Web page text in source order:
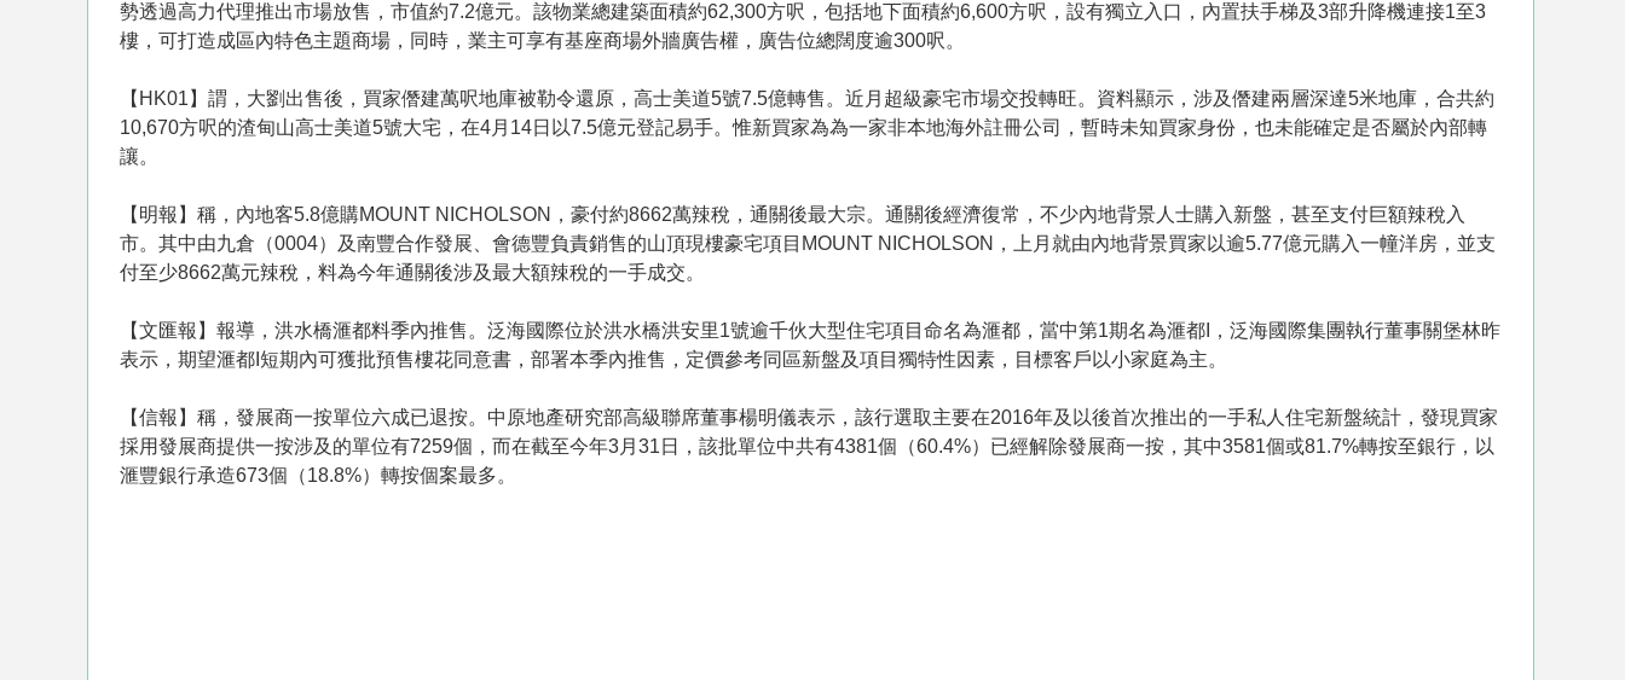
勢透過高力代理推出市場放售，市值約7.2億元。該物業總建築面積約62,300方呎，包括地下面積約6,600方呎，設有獨立入口，內置扶手梯及3部升降機連接1至3
樓，可打造成區內特色主題商場，同時，業主可享有基座商場外牆廣告權，廣告位總闊度逾300呎。
【HK01】謂，大劉出售後，買家僭建萬呎地庫被勒令還原，高士美道5號7.5億轉售。近月超級豪宅市場交投轉旺。資料顯示，涉及僭建兩層深達5米地庫，合共約
10,670方呎的渣甸山高士美道5號大宅，在4月14日以7.5億元登記易手。惟新買家為為一家非本地海外註冊公司，暫時未知買家身份，也未能確定是否屬於內部轉
讓。
【明報】稱，內地客5.8億購MOUNT NICHOLSON，豪付約8662萬辣稅，通關後最大宗。通關後經濟復常，不少內地背景人士購入新盤，甚至支付巨額辣稅入
市。其中由九倉（0004）及南豐合作發展、會德豐負責銷售的山頂現樓豪宅項目MOUNT NICHOLSON，上月就由內地背景買家以逾5.77億元購入一幢洋房，並支
付至少8662萬元辣稅，料為今年通關後涉及最大額辣稅的一手成交。
【文匯報】報導，洪水橋滙都料季內推售。泛海國際位於洪水橋洪安里1號逾千伙大型住宅項目命名為滙都，當中第1期名為滙都I，泛海國際集團執行董事關堡林昨
表示，期望滙都I短期內可獲批預售樓花同意書，部署本季內推售，定價參考同區新盤及項目獨特性因素，目標客戶以小家庭為主。
【信報】稱，發展商一按單位六成已退按。中原地產研究部高級聯席董事楊明儀表示，該行選取主要在2016年及以後首次推出的一手私人住宅新盤統計，發現買家
採用發展商提供一按涉及的單位有7259個，而在截至今年3月31日，該批單位中共有4381個（60.4%）已經解除發展商一按，其中3581個或81.7%轉按至銀行，以
滙豐銀行承造673個（18.8%）轉按個案最多。